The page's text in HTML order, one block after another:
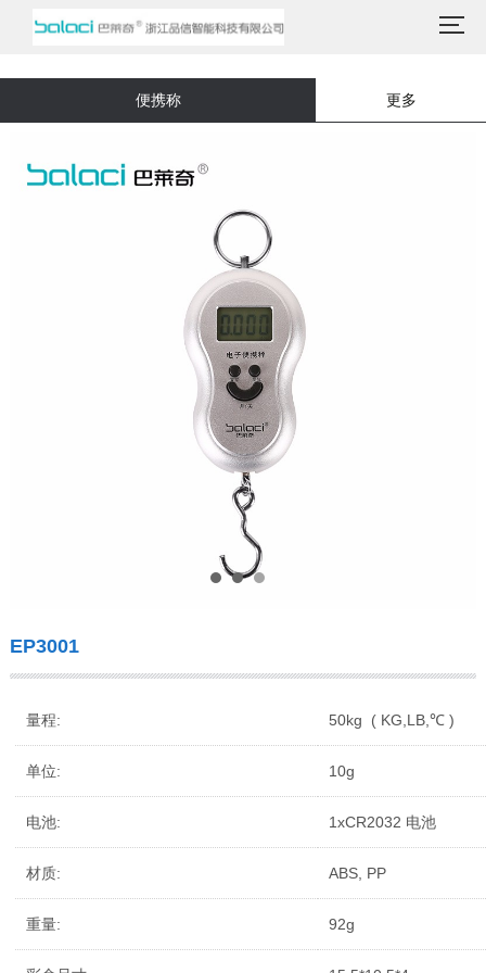
便携称 更多
EP3001
量程: 50kg ( KG,LB,℃ )
单位: 10g
电池: 1xCR2032 电池
材质: ABS, PP
重量: 92g